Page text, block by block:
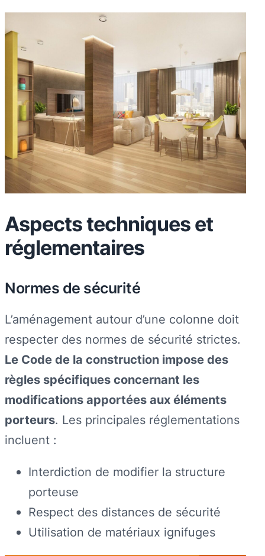
Aspects techniques et
réglementaires
Normes de sécurité
L’aménagement autour d’une colonne doit
respecter des normes de sécurité strictes.
Le Code de la construction impose des
règles spécifiques concernant les
modifications apportées aux éléments
porteurs. Les principales réglementations
incluent :
Interdiction de modifier la structure
porteuse
Respect des distances de sécurité
Utilisation de matériaux ignifuges